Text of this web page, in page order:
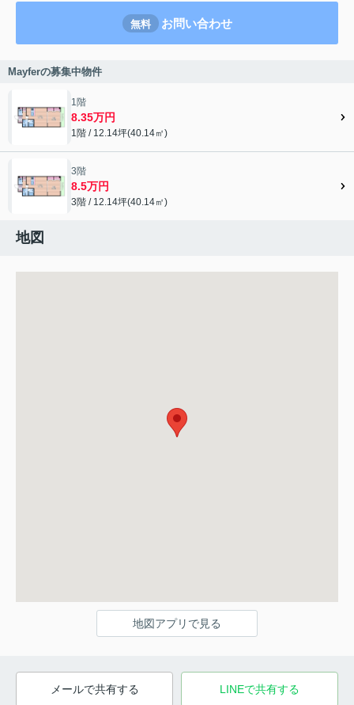
無料 お問い合わせ
Mayferの募集中物件
1階
8.35万円
1階 / 12.14坪(40.14㎡)
3階
8.5万円
3階 / 12.14坪(40.14㎡)
地図
地図アプリで見る
メールで共有する LINEで共有する